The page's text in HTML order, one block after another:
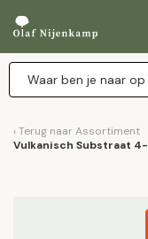
Terug naar Assortiment
Vulkanisch Substraat 4-